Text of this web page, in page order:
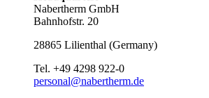
Nabertherm GmbH
Bahnhofstr. 20
28865 Lilienthal (Germany)
Tel. +49 4298 922-0
personal@nabertherm.de